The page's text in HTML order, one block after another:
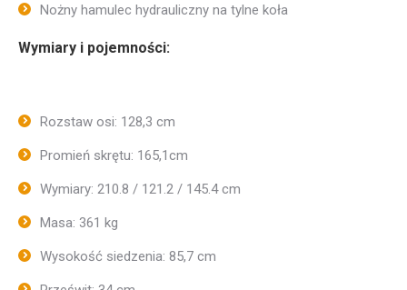
Nożny hamulec hydrauliczny na tylne koła
Wymiary i pojemności:
Rozstaw osi: 128,3 cm
Promień skrętu: 165,1cm
Wymiary: 210.8 / 121.2 / 145.4 cm
Masa: 361 kg
Wysokość siedzenia: 85,7 cm